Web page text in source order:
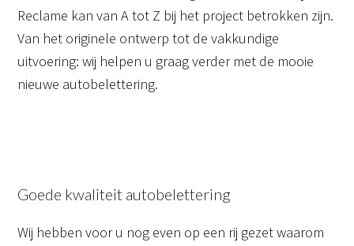
Reclame kan van A tot Z bij het project betrokken zijn.
Van het originele ontwerp tot de vakkundige
uitvoering: wij helpen u graag verder met de mooie
nieuwe autobelettering.
Goede kwaliteit autobelettering
Wij hebben voor u nog even op een rij gezet waarom